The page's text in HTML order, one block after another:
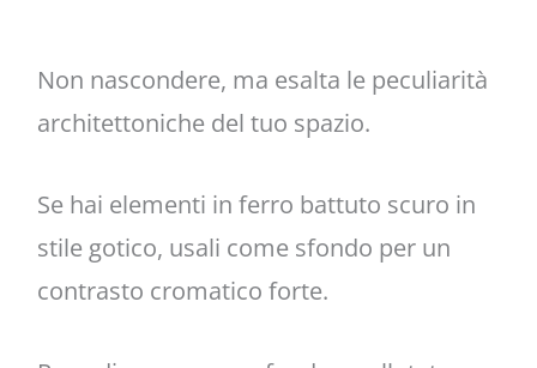
Non nascondere, ma esalta le peculiarità
architettoniche del tuo spazio.
Se hai elementi in ferro battuto scuro in
stile gotico, usali come sfondo per un
contrasto cromatico forte.